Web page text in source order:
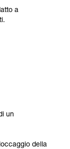
a
un
della